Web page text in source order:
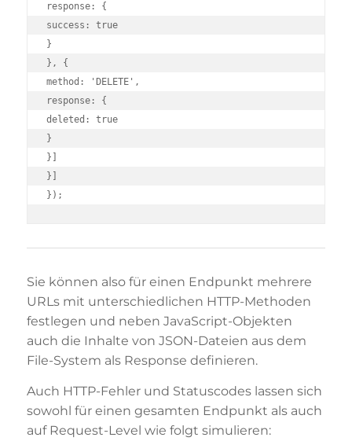
response: {
success: true
}
}, {
method: 'DELETE',
response: {
deleted: true
}
}]
}]
Sie können also für einen Endpunkt mehrere
URLs mit unterschiedlichen HTTP-Methoden
festlegen und neben JavaScript-Objekten
auch die Inhalte von JSON-Dateien aus dem
File-System als Response definieren.
Auch HTTP-Fehler und Statuscodes lassen sich
sowohl für einen gesamten Endpunkt als auch
auf Request-Level wie folgt simulieren: